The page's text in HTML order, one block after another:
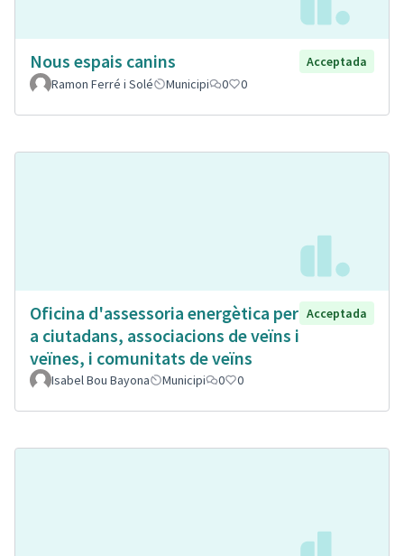
Nous espais canins
Acceptada
Ramon Ferré i Solé
Municipi 0 0
Oficina d'assessoria energètica per
a ciutadans, associacions de veïns i
veïnes, i comunitats de veïns
Acceptada
Isabel Bou Bayona Municipi 0 0